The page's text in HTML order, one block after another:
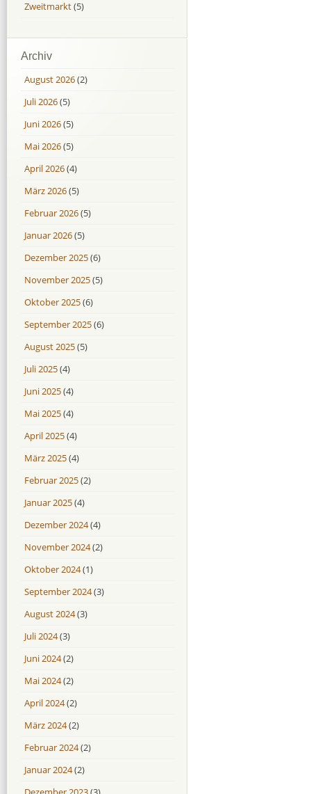
Zweitmarkt(5)
Archiv
August 2026(2)
Juli 2026(5)
Juni 2026(5)
Mai 2026(5)
April 2026(4)
März 2026(5)
Februar 2026(5)
Januar 2026(5)
Dezember 2025(6)
November 2025(5)
Oktober 2025(6)
September 2025(6)
August 2025(5)
Juli 2025(4)
Juni 2025(4)
Mai 2025(4)
April 2025(4)
März 2025(4)
Februar 2025(2)
Januar 2025(4)
Dezember 2024(4)
November 2024(2)
Oktober 2024(1)
September 2024(3)
August 2024(3)
Juli 2024(3)
Juni 2024(2)
Mai 2024(2)
April 2024(2)
März 2024(2)
Februar 2024(2)
Januar 2024(2)